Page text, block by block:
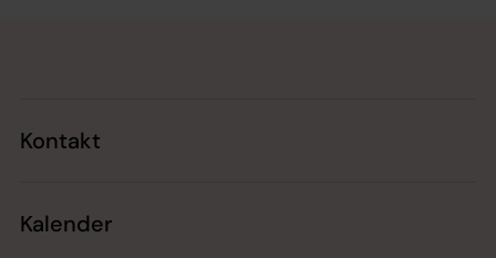
Kontakt
Kalender